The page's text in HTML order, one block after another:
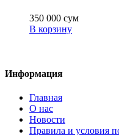
350 000 сум
В корзину
Информация
Главная
О нас
Новости
Правила и условия